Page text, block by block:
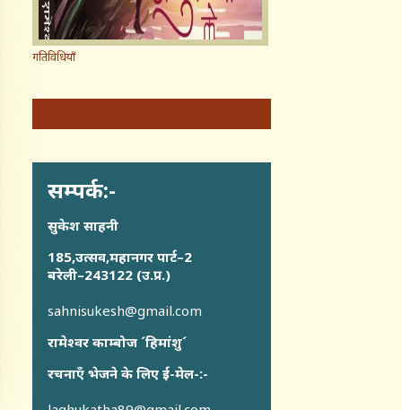
गतिविधियाँ
सम्पर्क:-
सुकेश साहनी
185,उत्सव,महानगर पार्ट–2
बरेली–243122 (उ.प्र.)
sahnisukesh@gmail.com
रामेश्वर काम्बोज ´हिमांशु´
रचनाएँ भेजने के लिए ई-मेल-:-